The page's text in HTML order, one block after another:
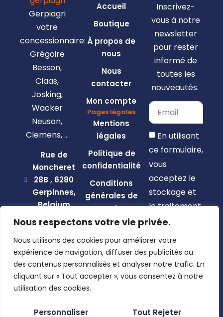
Nous respectons votre vie privée.
Nous utilisons des cookies pour améliorer votre
expérience de navigation, diffuser des publicités ou
des contenus personnalisés et analyser notre trafic. En
cliquant sur « Tout accepter », vous consentez à notre
utilisation des cookies.
Personnaliser Tout Rejeter
Gerpiagri
votre
concessionnaire:
Grégoire
Besson,
Claas,
Josking,
Wacker
Neuson,
Clemens, …
Rue de
Moncheret
28B , 6280
Gerpinnes,
Belgium
+32 492
marcellin@gerpiagri.be
BE
0793.946.582
Accueil
Boutique
À propos de
nous
Nous
contacter
Mon compte
Pages légales
Mentions
légales
Politique de
confidentialité
Conditions
générales de
vente
Inscrivez-
vous à notre
newsletter
pour rester
informé de
toutes les
nouveautés.
En utilisant
ce formulaire,
vous
acceptez le
stockage et
le traitement
de vos
ce site web.
S'inscrire